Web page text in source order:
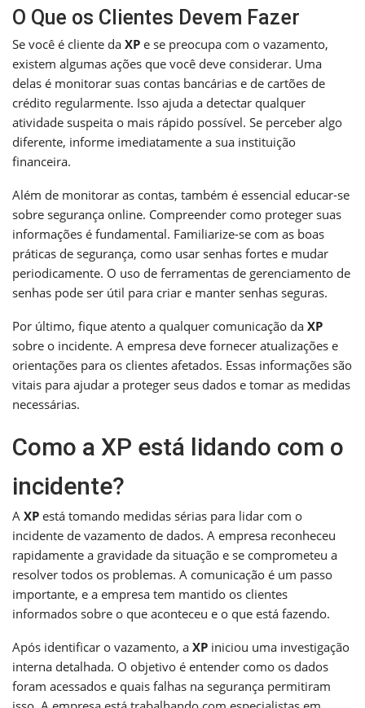
O Que os Clientes Devem Fazer
Se você é cliente da XP e se preocupa com o vazamento,
existem algumas ações que você deve considerar. Uma
delas é monitorar suas contas bancárias e de cartões de
crédito regularmente. Isso ajuda a detectar qualquer
atividade suspeita o mais rápido possível. Se perceber algo
diferente, informe imediatamente a sua instituição
financeira.
Além de monitorar as contas, também é essencial educar-se
sobre segurança online. Compreender como proteger suas
informações é fundamental. Familiarize-se com as boas
práticas de segurança, como usar senhas fortes e mudar
periodicamente. O uso de ferramentas de gerenciamento de
senhas pode ser útil para criar e manter senhas seguras.
Por último, fique atento a qualquer comunicação da XP
sobre o incidente. A empresa deve fornecer atualizações e
orientações para os clientes afetados. Essas informações são
vitais para ajudar a proteger seus dados e tomar as medidas
necessárias.
Como a XP está lidando com o
incidente?
A XP está tomando medidas sérias para lidar com o
incidente de vazamento de dados. A empresa reconheceu
rapidamente a gravidade da situação e se comprometeu a
resolver todos os problemas. A comunicação é um passo
importante, e a empresa tem mantido os clientes
informados sobre o que aconteceu e o que está fazendo.
Após identificar o vazamento, a XP iniciou uma investigação
interna detalhada. O objetivo é entender como os dados
foram acessados e quais falhas na segurança permitiram